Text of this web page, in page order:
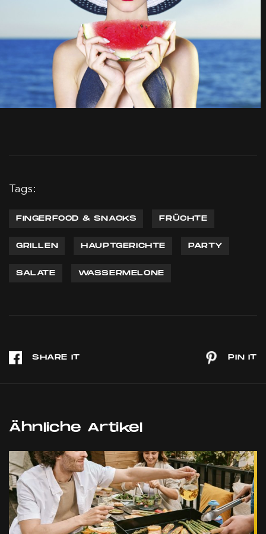
Tags:
FINGERFOOD & SNACKS FRÜCHTE
GRILLEN HAUPTGERICHTE PARTY
SALATE WASSERMELONE
Ähnliche Artikel